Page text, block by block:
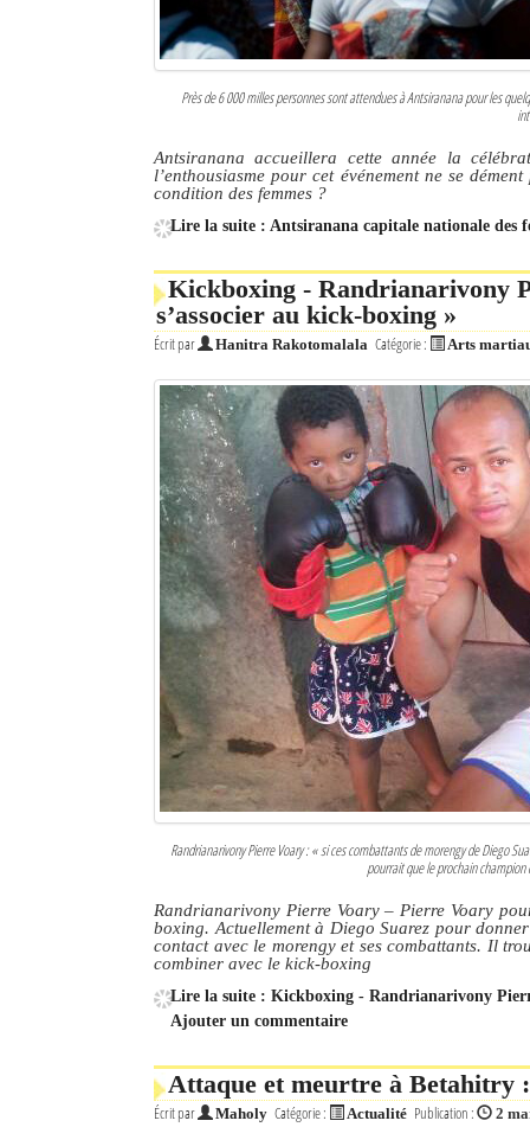
Près de 6 000 milles personnes sont attendues à Antsiranana pour les
Antsiranana accueillera cette année la
l’enthousiasme pour cet événement ne se
condition des femmes ?
Lire la suite : Antsiranana capitale nationale des
Kickboxing - Randrianarivony
s’associer au kick-boxing »
Écrit par Hanitra Rakotomalala Catégorie : Arts
Randrianarivony Pierre Voary : « si ces combattants de morengy de Diego
pourrait que le prochain
Randrianarivony Pierre Voary – Pierre Voary
boxing. Actuellement à Diego Suarez pour
contact avec le morengy et ses combattants. Il
combiner avec le kick-boxing
Lire la suite : Kickboxing - Randrianarivony
Ajouter un commentaire
Attaque et meurtre à Betahitry
Écrit par Maholy Catégorie : Actualité Publication : 2